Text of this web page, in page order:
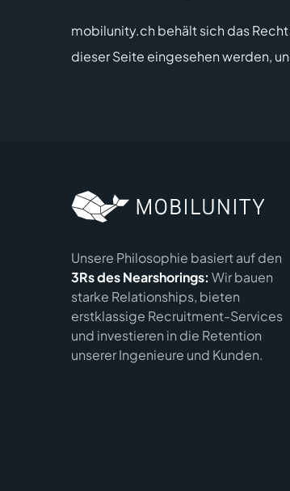
mobilunity.ch behält sich das
dieser Seite eingesehen werden,
Unsere Philosophie basiert auf den
3Rs des Nearshorings: Wir bauen
starke Relationships, bieten
erstklassige Recruitment-Services
und investieren in die Retention
unserer Ingenieure und Kunden.